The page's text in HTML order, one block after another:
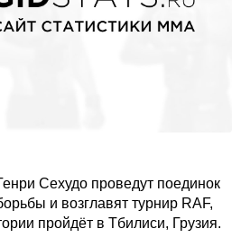
Сехудо проведут поединок
и возглавят турнир RAF,
пройдёт в Тбилиси, Грузия.